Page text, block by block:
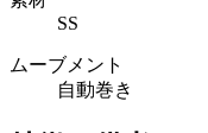
SS
ムーブメント
自動巻き